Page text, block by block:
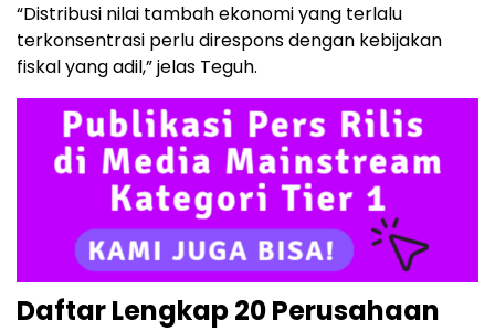
“Distribusi nilai tambah ekonomi yang terlalu
terkonsentrasi perlu direspons dengan kebijakan
fiskal yang adil,” jelas Teguh.
Daftar Lengkap 20 Perusahaan